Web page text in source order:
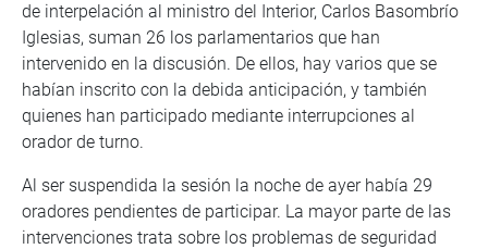
de interpelación al ministro del Interior, Carlos Basombrío
Iglesias, suman 26 los parlamentarios que han
intervenido en la discusión. De ellos, hay varios que se
habían inscrito con la debida anticipación, y también
quienes han participado mediante interrupciones al
orador de turno.
Al ser suspendida la sesión la noche de ayer había 29
oradores pendientes de participar. La mayor parte de las
intervenciones trata sobre los problemas de seguridad